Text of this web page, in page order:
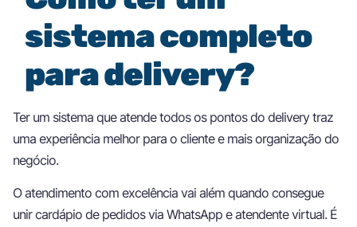
sistema completo
para delivery?
Ter um sistema que atende todos os pontos do delivery traz
uma experiência melhor para o cliente e mais organização do
negócio.
O atendimento com excelência vai além quando consegue
unir cardápio de pedidos via WhatsApp e atendente virtual. É